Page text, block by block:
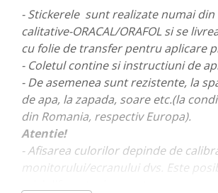
PENTRU FETE
PRODUSE IN TRENDING
SETURI STICKERE
STICKERE CAPAC REZERVOR
STICKERE CRĂCIUN
STICKERE CU ANIMALE
STICKERE GEAM MIC
STICKERE JDM
- Stickerele sunt realizate numai
calitative-ORACAL/ORAFOL si se
cu folie de transfer pentru aplicare
- Coletul contine si instructiuni de
- De asemenea sunt rezistente, la
de apa, la zapada, soare etc.(la
din Romania, respectiv Europa).
Atentie!
- Afisarea culorilor depinde de
monitorului/ecranului dvs. Este